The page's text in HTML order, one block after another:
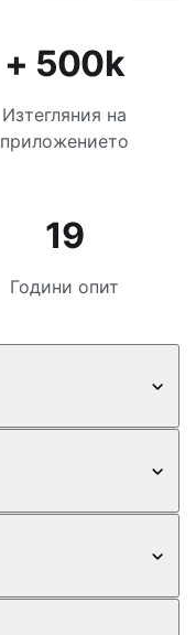
+ 500k
Изтегляния на
приложението
19
Години опит